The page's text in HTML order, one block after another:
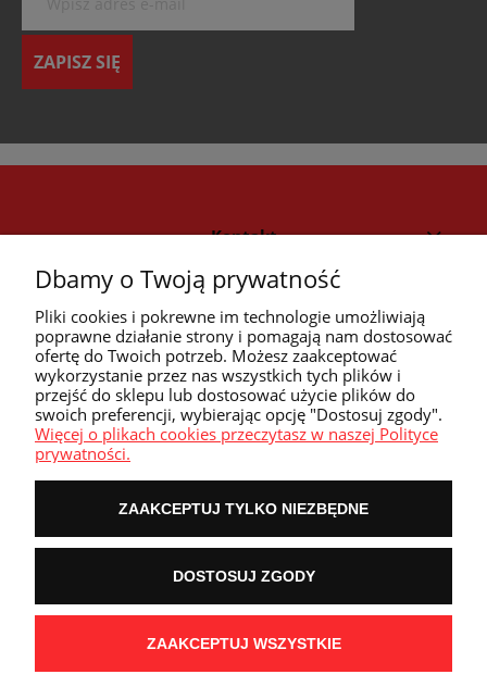
ZAPISZ SIĘ
Strefa klienta
Przyczółek
Przydatne linki
Kontakt
POKAŻ PEŁNĄ WERSJĘ STRONY
NASZE ODZNAKI
wyróżnienia są przyznawane przez
Dbamy o Twoją prywatność
Pliki cookies i pokrewne im technologie umożliwiają
poprawne działanie strony i pomagają nam dostosować
ofertę do Twoich potrzeb. Możesz zaakceptować
wykorzystanie przez nas wszystkich tych plików i
przejść do sklepu lub dostosować użycie plików do
swoich preferencji, wybierając opcję "Dostosuj zgody".
Więcej o plikach cookies przeczytasz w naszej Polityce
prywatności.
ZAAKCEPTUJ TYLKO NIEZBĘDNE
DOSTOSUJ ZGODY
ZAAKCEPTUJ WSZYSTKIE